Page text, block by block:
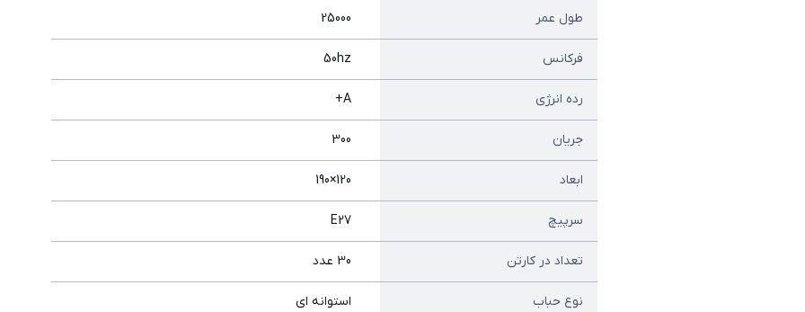
طول عمر 25000
فرکانس 50hz
رده انرژی A+
جریان 300
ابعاد 120×190
سرپیچ E27
تعداد در کارتن 30 عدد
نوع حباب استوانه ای